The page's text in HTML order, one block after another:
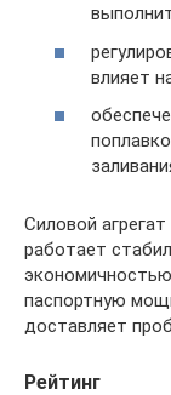
влияет
Силовой
работает
паспортную
доставляет
Рейтинг